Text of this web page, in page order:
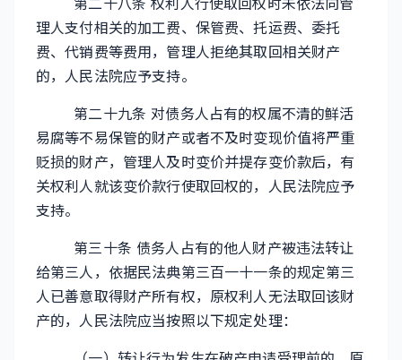
第二十八条 权利人行使取回权时未依法向管
理人支付相关的加工费、保管费、托运费、委托
费、代销费等费用，管理人拒绝其取回相关财产
的，人民法院应予支持。
第二十九条 对债务人占有的权属不清的鲜活
易腐等不易保管的财产或者不及时变现价值将严重
贬损的财产，管理人及时变价并提存变价款后，有
关权利人就该变价款行使取回权的，人民法院应予
支持。
第三十条 债务人占有的他人财产被违法转让
给第三人，依据民法典第三百一十一条的规定第三
人已善意取得财产所有权，原权利人无法取回该财
产的，人民法院应当按照以下规定处理：